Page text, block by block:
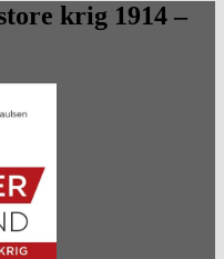
krig 1914 –